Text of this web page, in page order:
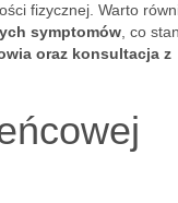
fizycznej. Warto
symptomów , co
oraz konsultacja z